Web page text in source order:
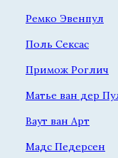
Ремко Эвенпул
Поль Сексас
Примож Роглич
Матье ван дер
Ваут ван Арт
Мадс Педерсен